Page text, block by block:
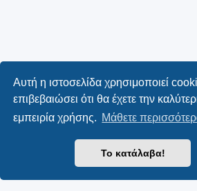
Αυτή η ιστοσελίδα χρησιμοποιεί
επιβεβαιώσει ότι θα έχετε την
εμπειρία χρήσης. Μάθετε
Το κατάλαβα!